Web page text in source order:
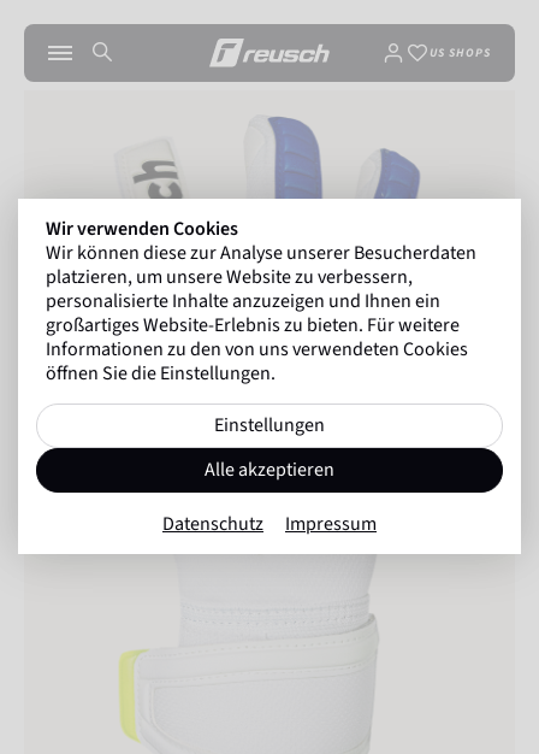
US SHOPS
Wir verwenden Cookies
Wir können diese zur Analyse unserer Besucherdaten
platzieren, um unsere Website zu verbessern,
personalisierte Inhalte anzuzeigen und Ihnen ein
großartiges Website-Erlebnis zu bieten. Für weitere
Informationen zu den von uns verwendeten Cookies
öffnen Sie die Einstellungen.
Einstellungen
Alle akzeptieren
Datenschutz Impressum